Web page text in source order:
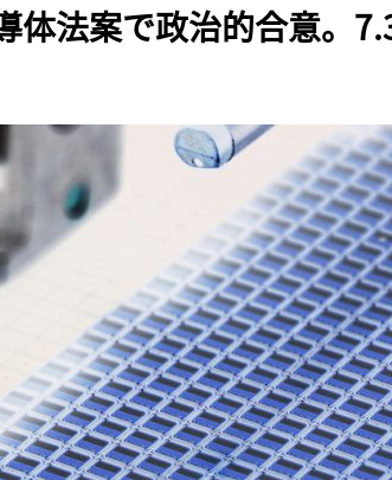
体法案で政治的合意。